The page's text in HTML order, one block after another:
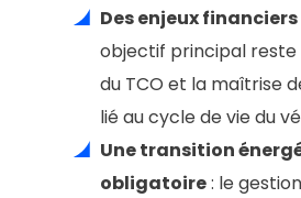
Des enjeux
objectif principal reste
du TCO et la maîtrise
lié au cycle de vie du
Une transition
obligatoire: le